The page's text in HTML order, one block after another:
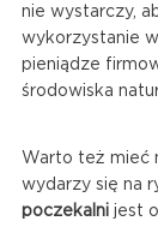
nie wystarczy,
wykorzystanie
pieniądze
środowiska
Warto też mieć
wydarzy się na
poczekalni jest